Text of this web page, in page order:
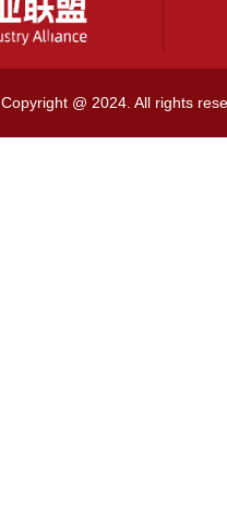
Copyright @ 2024. All rights